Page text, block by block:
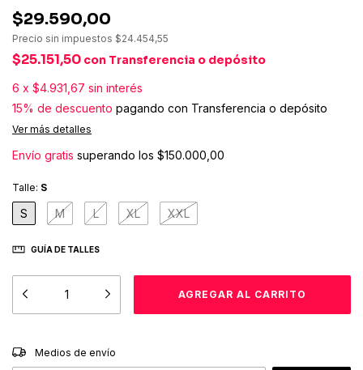
$29.590,00
Precio sin impuestos $24.454,55
$25.151,50 con Transferencia o depósito
6 x $4.931,67 sin interés
15% de descuento pagando con Transferencia o depósito
Ver más detalles
Envío gratis superando los $150.000,00
Talle: S
S M L XL XXL
GUÍA DE TALLES
Entregas para el CP:
Medios de envío